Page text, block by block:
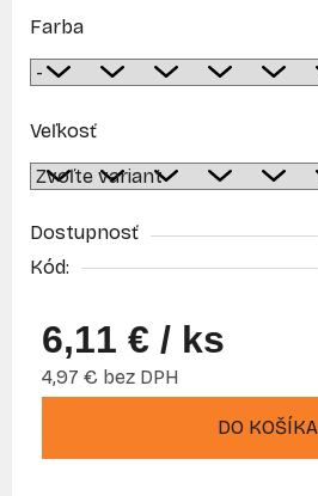
Farba
Veľkosť
Dostupnosť
Kód:
6,11 € / ks
4,97 € bez DPH
DO KOŠÍKA